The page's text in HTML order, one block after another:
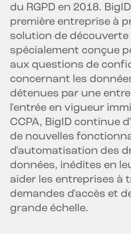
du RGPD en 2018.
première entreprise à
solution de découverte
spécialement conçue
aux questions de
concernant les
détenues par une
l'entrée en vigueur
CCPA, BigID continue
de nouvelles
d'automatisation des
données, inédites en
aider les entreprises à
demandes d'accès et
grande échelle.